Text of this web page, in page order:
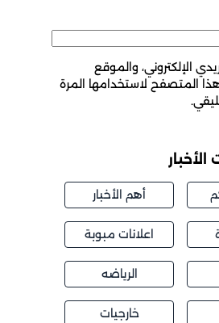
الإلكتروني، والموقع
المتصفح لاستخدامها المرة
أهم الأخبار
اعلانات مبوبة
الرياضه
خارجيات